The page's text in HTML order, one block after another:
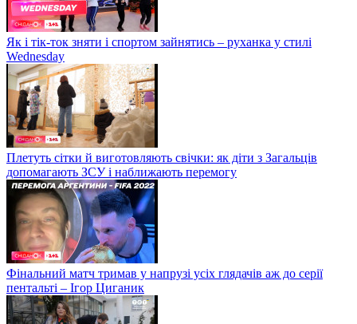
Як і тік-ток зняти і спортом зайнятись – руханка у стилі
Wednesday
Плетуть сітки й виготовляють свічки: як діти з Загальців
допомагають ЗСУ і наближають перемогу
Фінальний матч тримав у напрузі усіх глядачів аж до серії
пентальті – Ігор Циганик